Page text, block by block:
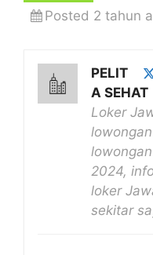
Posted 2 tahun
PELIT
A SEHAT
Loker
2024,
loker
sekitar